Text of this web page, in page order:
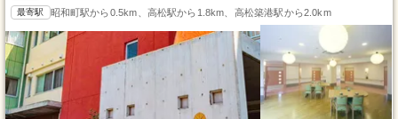
最寄駅 昭和町駅から0.5km、高松駅から1.8km、高松築港駅から2.0km